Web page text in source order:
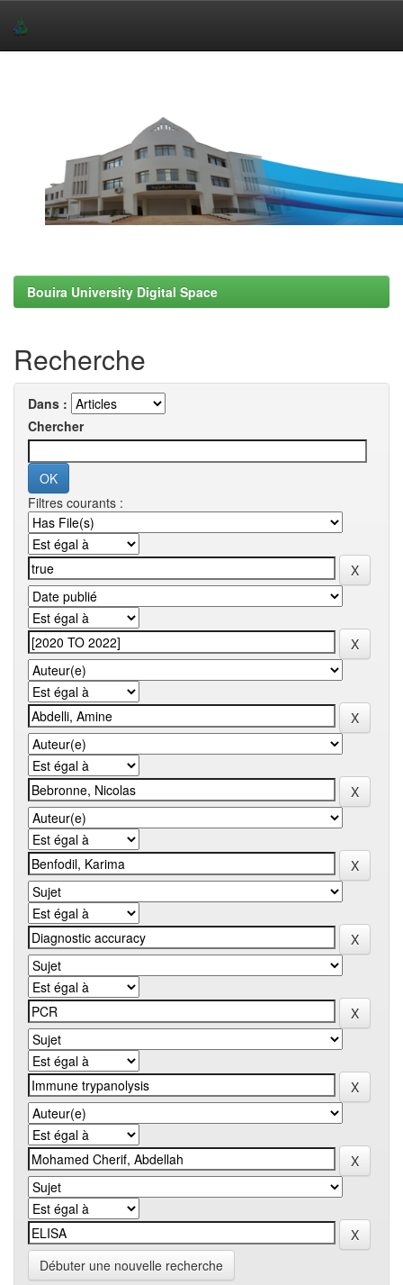
Bouira University Digital Space
Recherche
Dans :
Chercher
Filtres courants :
Débuter une nouvelle recherche